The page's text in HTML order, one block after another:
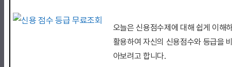
오늘은 신용점수제에 대해 쉽게 이해
활용하여 자신의 신용점수와 등급을
아보려고 합니다.